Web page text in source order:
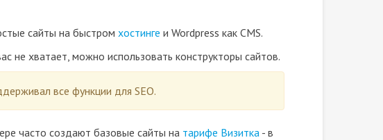
сайты на быстром хостинге и Wordpress как CMS.
не хватает, можно использовать конструкторы сайтов.
все функции для SEO.
часто создают базовые сайты на тарифе Визитка - в